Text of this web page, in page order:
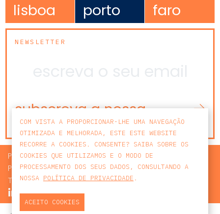
lisboa porto faro
NEWSLETTER
subscreva a nossa
newsletter
PROCURAR
POLÍTICA DE PRIVACIDADE
TERMOS E CONDIÇÕES
COM VISTA A PROPORCIONAR-LHE UMA NAVEGAÇÃO
OTIMIZADA E MELHORADA, ESTE ESTE WEBSITE
RECORRE A COOKIES. CONSENTE? SAIBA SOBRE OS
COOKIES QUE UTILIZAMOS E O MODO DE
PROCESSAMENTO DOS SEUS DADOS, CONSULTANDO A
NOSSA POLÍTICA DE PRIVACIDADE .
ACEITO COOKIES